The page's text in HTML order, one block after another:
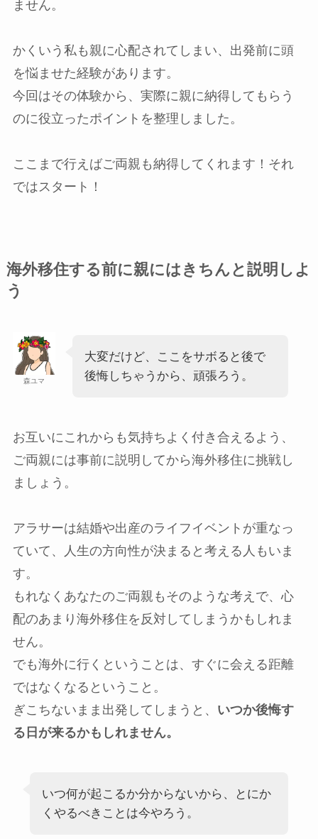
ません。
かくいう私も親に心配されてしまい、出発前に頭
を悩ませた経験があります。
今回はその体験から、実際に親に納得してもらう
のに役立ったポイントを整理しました。
ここまで行えばご両親も納得してくれます！それ
ではスタート！
海外移住する前に親にはきちんと説明しよ
う
森ユマ
大変だけど、ここをサボると後で
後悔しちゃうから、頑張ろう。
お互いにこれからも気持ちよく付き合えるよう、
ご両親には事前に説明してから海外移住に挑戦し
ましょう。
アラサーは結婚や出産のライフイベントが重なっ
ていて、人生の方向性が決まると考える人もいま
す。
もれなくあなたのご両親もそのような考えで、 心
配のあまり海外移住を反対してしまうかもしれま
せん。
でも海外に行くということは、すぐに会える距離
ではなくなるということ。
ぎこちないまま出発してしまうと、 いつか後悔す
る日が来るかもしれません。
いつ何が起こるか分からないから、とにか
くやるべきことは今やろう。